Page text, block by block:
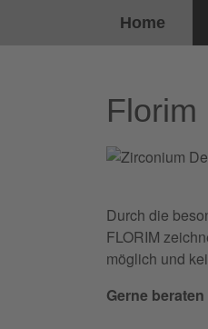
Home
Florim
Durch die
FLORIM
möglich und
Gerne beraten